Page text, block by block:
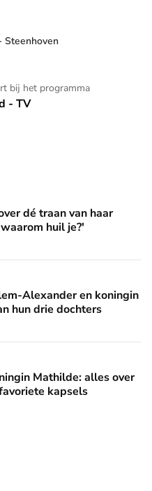
Steenhoven
bij het programma
- TV
haar moeder: 'Mama
dé traan van haar
huil je?'
en koningin Máxima leren
Alexander en koningin
hun drie dochters
alles over haar kapper en
Mathilde: alles over
kapsels